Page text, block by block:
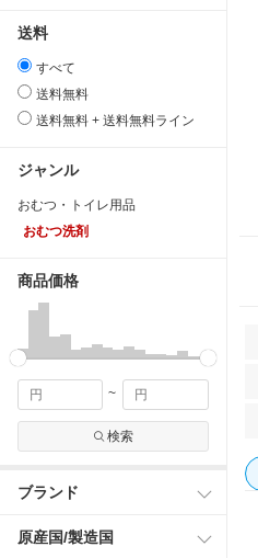
送料
すべて
送料無料
送料無料 + 送料無料ライン
ジャンル
おむつ・トイレ用品
おむつ洗剤
商品価格
~
検索
ブランド
原産国/製造国